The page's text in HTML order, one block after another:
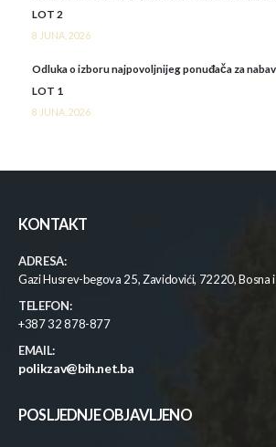
LOT 2
8 JUNA, 2026
Odluka o izboru najpovoljnijeg ponuđača za
LOT 1
8 JUNA, 2026
KONTAKT
ADRESA:
Gazi Husrev-begova 25, Zavidovići, 72220, Bosna
TELEFON:
+387 32 878-877
EMAIL:
polikzav@bih.net.ba
POSLJEDNJE OBJAVLJENO